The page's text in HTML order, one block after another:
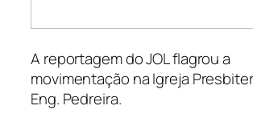
A reportagem do JOL flagrou a
movimentação na Igreja
Eng. Pedreira.